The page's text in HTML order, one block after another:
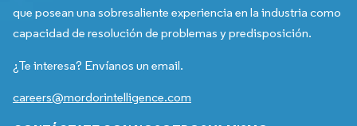
que posean una sobresaliente experiencia en la industria como
capacidad de resolución de problemas y predisposición.
¿Te interesa? Envíanos un email.
careers@mordorintelligence.com